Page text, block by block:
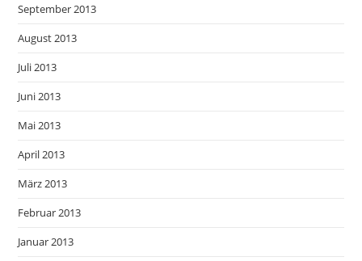
September 2013
August 2013
Juli 2013
Juni 2013
Mai 2013
April 2013
März 2013
Februar 2013
Januar 2013